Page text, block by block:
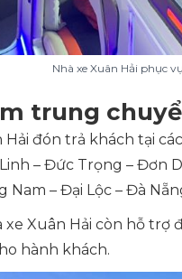
Nhà xe Xuân Hải phục
trung
Hải đón trả khách tại
Linh – Đức Trọng – Đơn
Nam – Đại Lộc – Đà
xe Xuân Hải còn hỗ
hành khách.